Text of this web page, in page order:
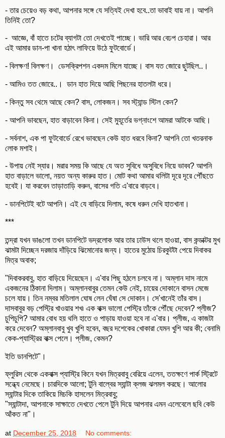
- তার চেয়েও বড় কথা, আপনার সঙ্গে যে সত্যিই দেখা হবে..তা ভাবাই যায় না। আপনি
তিনিই তো?
- আজ্ঞে, বাঁ হাতে চটের ব্যাগটা তো দেখতেই পাচ্ছে। ভারি আর বেঢপ চেহারা। আর
এই আমার ডান-পা খানা হঠাৎ লাফিয়ে উঠে ফুটবোর্ডে।
- বিলক্ষণ! বিলক্ষণ। ডেসক্রিপশন একদম মিলে যাচ্ছে। বাস যত জোরে ছুটছিল..।
- আমিও তত জোরে..। ডান হাত দিয়ে আছি পিছনের হাতলটা ধরে।
- কিন্তু সব থেমে আছে কেন? বাস, লোকজন। সব স্ট্যান্ড স্টিল কেন?
- আপনি ভাবছেন, হাত বাড়াবেন কিনা। সেই মুহূর্তের ভগ্নাংশে আমরা আটকে আছি।
- সর্বনাশ, এক পা ফুটবোর্ডে রেখে ভাবছেন কেউ হাত ধরবে কিনা? আপনি তো খতরনাক
লোক মশাই।
- উপায় নেই স্যার। মরার সময় কি আছে যে অত সুবিধে অসুবিধে নিয়ে ভাবব? আপনি
হাত বাড়ালে ভালো, নয়ত অন্য কারুর হাত। মোট কথা আমার থলিটা দূরে দূরে পৌঁছতে
হবেই। যা করবেন তাড়াতাড়ি করুন, বাসের গতি এ'বারে বাড়বে।
- ডানপিটেই বটে আপনি। এই যে বাড়িয়ে দিলাম, কষে ধরুন দেখি হাতখানা।
***
তন্দ্রা যখন ভাঙলো তখন ডানপিটে ভদ্রলোক আর তার ঢাউস থলে হাওয়া, বাস কন্ডাক্টর মুখ
ঝামটা দিচ্ছেন দরজায় দাঁড়িয়ে ঝিমোনোর জন্য। হাতের মুঠোয় চিরকুটটা পেয়ে দিবাকর
মিত্র অবাক;
"দিবাকরবাবু, হাত বাড়িয়ে দিয়েছেন। এ'বার পিছু হঠলে চলবে না। অম্লান দাস নামে
একজনের ঠিকানা দিলাম। অম্লানবাবুর তেমন কেউ নেই, চায়ের দোকানে বাসন মেজে
চলে যায়। তিন নম্বর মতিলাল ঘোষ লেন ঘেঁষা সে দোকান। সে'খানেই তাঁর বাস।
দাসবাবুর বড় পেস্ট্রি খাওয়ার শখ৷ এক বাক্স ভালো পেস্ট্রি তাঁকে পৌঁছে দেবেন? প্লীজ?
চুপিচুপি? আমার বোধ হয় থলি হাতে ও পাড়ায় যাওয়া হবে না এ'বার। প্লীজ, এ কাজটা
করে দেবেন? অম্লানবাবু খুব খুশি হবেন, বছর দশেকের খোকারা যেমন খুশি আর কী; বেনামি
কেক-প্যাস্ট্রির বাক্স পেলে। প্লীজ, কেমন?
ইতি ডানপিটে"।
ফ্লুরিস থেকে একবাক্স প্যাস্ট্রি কিনে যখন মিত্রবাবু বেরিয়ে এলেন, ততক্ষণে পার্ক স্ট্রিটে
সন্ধ্যে নেমেছে। চারদিকে আলো; টুনি বাল্বের স্যান্টা ক্লজ ঝলমল করছে। আলোর
স্যান্টার দিকে তাকিয়ে মিচকি হাসলেন মিত্রবাবু;
"স্যান্টাদা, আপনাকে সাক্ষাতে দেখতে পেলে টুনি দিয়ে আপনার এমন এলেবেলে ছবি কেউ
আঁকত না"।
at December 25, 2018 No comments: